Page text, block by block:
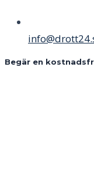
Begär en